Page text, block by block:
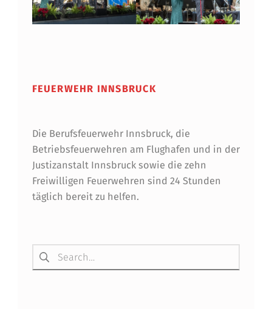
FEUERWEHR INNSBRUCK
Die Berufsfeuerwehr Innsbruck, die
Betriebsfeuerwehren am Flughafen und in der
Justizanstalt Innsbruck sowie die zehn
Freiwilligen Feuerwehren sind 24 Stunden
täglich bereit zu helfen.
Suchen nach: